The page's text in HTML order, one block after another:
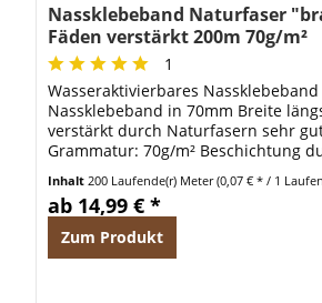
Nassklebeband Naturfaser
Fäden verstärkt 200m 70g/m²
1
Wasseraktivierbares
Nassklebeband in 70mm Breite
verstärkt durch Naturfasern sehr
Grammatur: 70g/m² Beschichtung
Inhalt 200 Laufende(r) Meter(0,07 € * / 1
ab 14,99 € *
Zum Produkt